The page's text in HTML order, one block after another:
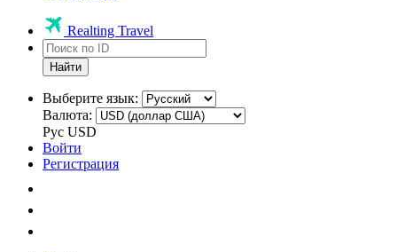
Realting Travel
Найти
Выберите язык:
Валюта:
Рус USD
Войти
Регистрация